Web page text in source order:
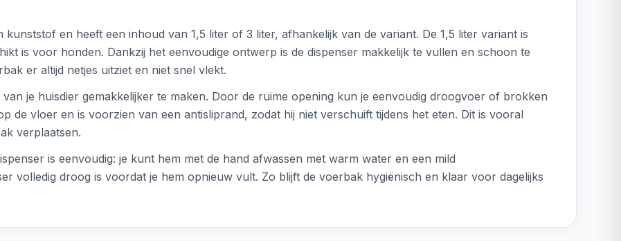
kunststof en heeft een inhoud van 1,5 liter of 3 liter, afhankelijk van de variant. De 1,5 liter variant is
is voor honden. Dankzij het eenvoudige ontwerp is de dispenser makkelijk te vullen en schoon te
er altijd netjes uitziet en niet snel vlekt.
je huisdier gemakkelijker te maken. Door de ruime opening kun je eenvoudig droogvoer of brokken
de vloer en is voorzien van een antisliprand, zodat hij niet verschuift tijdens het eten. Dit is vooral
verplaatsen.
is eenvoudig: je kunt hem met de hand afwassen met warm water en een mild
volledig droog is voordat je hem opnieuw vult. Zo blijft de voerbak hygiënisch en klaar voor dagelijks